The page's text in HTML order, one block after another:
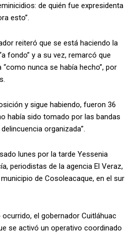
de quién fue expresidenta
esto”.
reiteró que se está haciendo la
fondo” y a su vez, remarcó que
nunca se había hecho”, por
y sigue habiendo, fueron 36
había sido tomado por las bandas
organizada”.
lunes por la tarde Yessenia
periodistas de la agencia El Veraz,
de Cosoleacaque, en el sur
el gobernador Cuitláhuac
se activó un operativo coordinado